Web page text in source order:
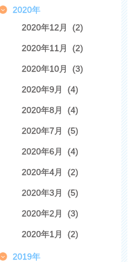
2020年
2020年12月 (2)
2020年11月 (2)
2020年10月 (3)
2020年9月 (4)
2020年8月 (4)
2020年7月 (5)
2020年6月 (4)
2020年4月 (2)
2020年3月 (5)
2020年2月 (3)
2020年1月 (2)
2019年